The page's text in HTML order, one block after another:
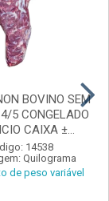
BOVINO SEM
5 CONGELADO
CAIXA ±...
14538
Quilograma
de peso variável